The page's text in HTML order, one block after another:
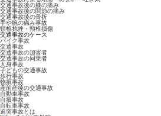
交通事故後の膝の痛み
交通事故後の関節の痛み
交通事故後の骨折
手や腕の痛み事故
頸椎捻挫・頸椎損傷
交通事故のケース
バイク事故
交通事故
交通事故の加害者
交通事故の同乗者
人身事故
子どもの交通事故
歩行事故
物損事故
産前産後の交通事故
自動車事故
自損事故
自転車事故
追突事故とは